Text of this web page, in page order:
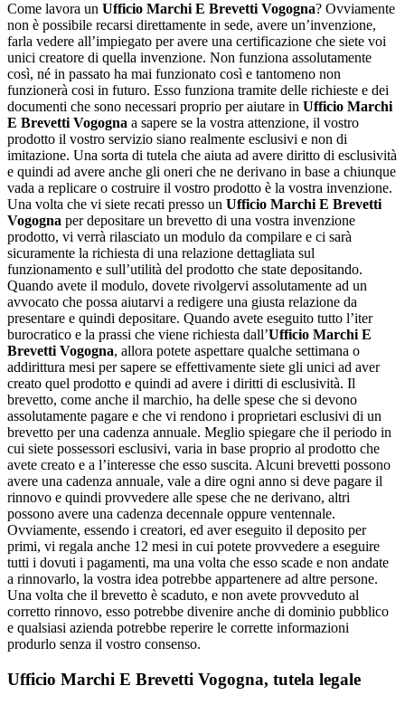
Come lavora un Ufficio Marchi E Brevetti Vogogna? Ovviamente
non è possibile recarsi direttamente in sede, avere un’invenzione,
farla vedere all’impiegato per avere una certificazione che siete voi
unici creatore di quella invenzione. Non funziona assolutamente
così, né in passato ha mai funzionato così e tantomeno non
funzionerà cosi in futuro. Esso funziona tramite delle richieste e dei
documenti che sono necessari proprio per aiutare in Ufficio Marchi
E Brevetti Vogogna a sapere se la vostra attenzione, il vostro
prodotto il vostro servizio siano realmente esclusivi e non di
imitazione. Una sorta di tutela che aiuta ad avere diritto di esclusività
e quindi ad avere anche gli oneri che ne derivano in base a chiunque
vada a replicare o costruire il vostro prodotto è la vostra invenzione.
Una volta che vi siete recati presso un Ufficio Marchi E Brevetti
Vogogna per depositare un brevetto di una vostra invenzione
prodotto, vi verrà rilasciato un modulo da compilare e ci sarà
sicuramente la richiesta di una relazione dettagliata sul
funzionamento e sull’utilità del prodotto che state depositando.
Quando avete il modulo, dovete rivolgervi assolutamente ad un
avvocato che possa aiutarvi a redigere una giusta relazione da
presentare e quindi depositare. Quando avete eseguito tutto l’iter
burocratico e la prassi che viene richiesta dall’Ufficio Marchi E
Brevetti Vogogna, allora potete aspettare qualche settimana o
addirittura mesi per sapere se effettivamente siete gli unici ad aver
creato quel prodotto e quindi ad avere i diritti di esclusività. Il
brevetto, come anche il marchio, ha delle spese che si devono
assolutamente pagare e che vi rendono i proprietari esclusivi di un
brevetto per una cadenza annuale. Meglio spiegare che il periodo in
cui siete possessori esclusivi, varia in base proprio al prodotto che
avete creato e a l’interesse che esso suscita. Alcuni brevetti possono
avere una cadenza annuale, vale a dire ogni anno si deve pagare il
rinnovo e quindi provvedere alle spese che ne derivano, altri
possono avere una cadenza decennale oppure ventennale.
Ovviamente, essendo i creatori, ed aver eseguito il deposito per
primi, vi regala anche 12 mesi in cui potete provvedere a eseguire
tutti i dovuti i pagamenti, ma una volta che esso scade e non andate
a rinnovarlo, la vostra idea potrebbe appartenere ad altre persone.
Una volta che il brevetto è scaduto, e non avete provveduto al
corretto rinnovo, esso potrebbe divenire anche di dominio pubblico
e qualsiasi azienda potrebbe reperire le corrette informazioni
produrlo senza il vostro consenso.
Ufficio Marchi E Brevetti Vogogna, tutela legale